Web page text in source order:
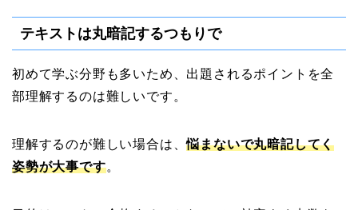
テキストは丸暗記するつもりで
初めて学ぶ分野も多いため、出題されるポイントを全
部理解するのは難しいです。
理解するのが難しい場合は、悩まないで丸暗記してく
姿勢が大事です。